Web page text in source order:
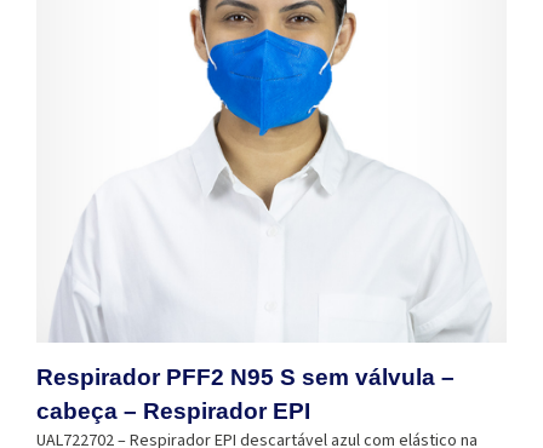
Respirador PFF2 N95 S sem válvula –
cabeça – Respirador EPI
UAL722702 – Respirador EPI descartável azul com elástico na